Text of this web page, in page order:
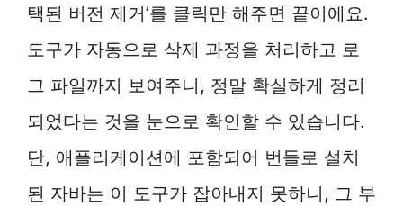
택된 버전 제거’를 클릭만 해주면 끝이에요.
도구가 자동으로 삭제 과정을 처리하고 로
그 파일까지 보여주니, 정말 확실하게 정리
되었다는 것을 눈으로 확인할 수 있습니다.
단, 애플리케이션에 포함되어 번들로 설치
된 자바는 이 도구가 잡아내지 못하니, 그 부